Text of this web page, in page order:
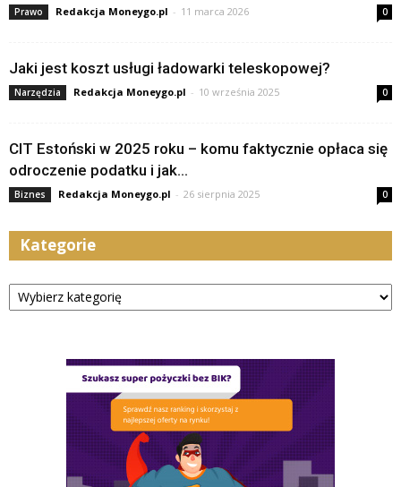
Prawo Redakcja Moneygo.pl - 11 marca 2026 0
Jaki jest koszt usługi ładowarki teleskopowej?
Narzędzia Redakcja Moneygo.pl - 10 września 2025 0
CIT Estoński w 2025 roku – komu faktycznie opłaca się
odroczenie podatku i jak...
Biznes Redakcja Moneygo.pl - 26 sierpnia 2025 0
Kategorie
Kategorie